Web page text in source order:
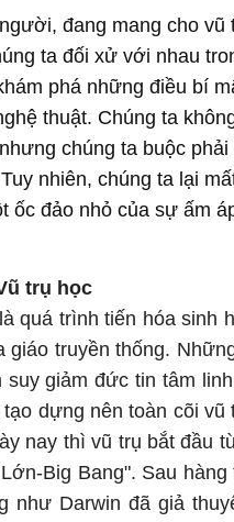
đang mang cho
ta đối xử với nhau
phá những điều bí
thuật. Chúng ta
chúng ta buộc
nhiên, chúng ta lại
ốc đảo nhỏ của sự ấm
trụ học
quá trình tiến hóa sinh
giáo truyền thống.
suy giảm đức tin tâm
dựng nên toàn cõi
nay thì vũ trụ bắt đầu
Big Bang". Sau
như Darwin đã giả